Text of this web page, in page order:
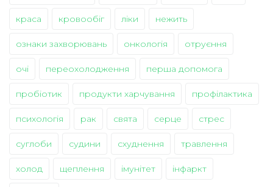
краса кровообіг ліки нежить
ознаки захворювань онкологія отруєння
очі переохолодження перша допомога
пробіотик продукти харчування профілактика
психологія рак свята серце стрес
суглоби судини схуднення травлення
холод щеплення імунітет інфаркт